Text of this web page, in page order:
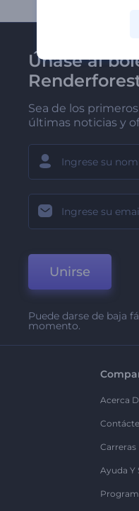
Únase al
Sea de los
últimas noticias y
Unirse
Puede darse de baja
momento.
Acerca
Carreras
Ayuda Y